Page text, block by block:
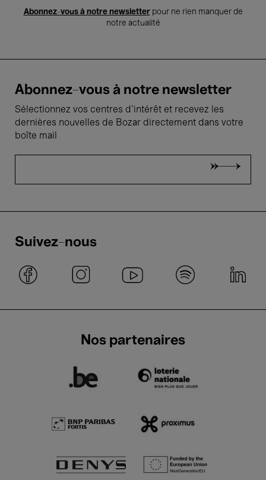
Abonnez-vous à notre newsletterpour ne rien manquer de
notre actualité
Abonnez-vous à notre newsletter
Sélectionnez vos centres d'intérêt et recevez les
dernières nouvelles de Bozar directement dans votre
boîte mail
Suivez-nous
Nos partenaires